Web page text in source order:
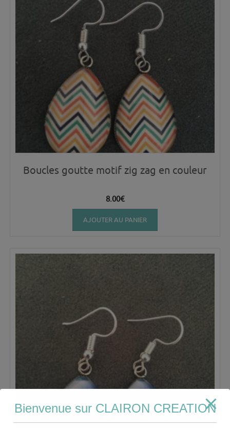
Boucles goutte motif zig zag en couleur
8.00€
AJOUTER AU PANIER
Bienvenue sur CLAIRON CREATION